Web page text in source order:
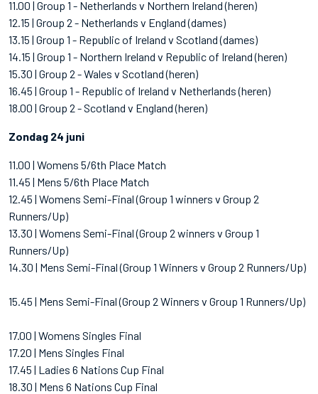
11.00 | Group 1 - Netherlands v Northern Ireland (heren)
12.15 | Group 2 - Netherlands v England (dames)
13.15 | Group 1 - Republic of Ireland v Scotland (dames)
14.15 | Group 1 - Northern Ireland v Republic of Ireland (heren)
15.30 | Group 2 - Wales v Scotland (heren)
16.45 | Group 1 - Republic of Ireland v Netherlands (heren)
18.00 | Group 2 - Scotland v England (heren)
Zondag 24 juni
11.00 | Womens 5/6th Place Match
11.45 | Mens 5/6th Place Match
12.45 | Womens Semi-Final (Group 1 winners v Group 2
Runners/Up)
13.30 | Womens Semi-Final (Group 2 winners v Group 1
Runners/Up)
14.30 | Mens Semi-Final (Group 1 Winners v Group 2 Runners/Up)
15.45 | Mens Semi-Final (Group 2 Winners v Group 1 Runners/Up)
17.00 | Womens Singles Final
17.20 | Mens Singles Final
17.45 | Ladies 6 Nations Cup Final
18.30 | Mens 6 Nations Cup Final